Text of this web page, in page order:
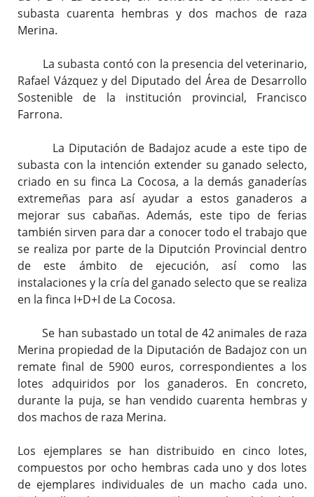
subasta cuarenta hembras y dos machos de raza
Merina.
La subasta contó con la presencia del veterinario,
Rafael Vázquez y del Diputado del Área de Desarrollo
Sostenible de la institución provincial, Francisco
Farrona.
La Diputación de Badajoz acude a este tipo de
subasta con la intención extender su ganado selecto,
criado en su finca La Cocosa, a la demás ganaderías
extremeñas para así ayudar a estos ganaderos a
mejorar sus cabañas. Además, este tipo de ferias
también sirven para dar a conocer todo el trabajo que
se realiza por parte de la Diputción Provincial dentro
de este ámbito de ejecución, así como las
instalaciones y la cría del ganado selecto que se realiza
en la finca I+D+I de La Cocosa.
Se han subastado un total de 42 animales de raza
Merina propiedad de la Diputación de Badajoz con un
remate final de 5900 euros, correspondientes a los
lotes adquiridos por los ganaderos. En concreto,
durante la puja, se han vendido cuarenta hembras y
dos machos de raza Merina.
Los ejemplares se han distribuido en cinco lotes,
compuestos por ocho hembras cada uno y dos lotes
de ejemplares individuales de un macho cada uno.